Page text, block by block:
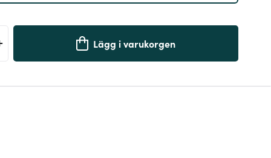
Lägg i varukorgen